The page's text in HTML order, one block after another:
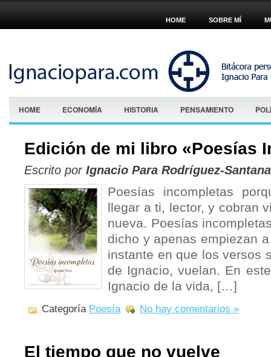
HOME SOBRE MÍ
HOME ECONOMÍA HISTORIA PENSAMIENTO
Edición de mi libro «Poesías
Escrito por Ignacio Para Rodríguez-Santana
Poesías incompletas
llegar a ti, lector, y cobran
nueva. Poesías
dicho y apenas empiezan
instante en que los versos
de Ignacio, vuelan. En
Ignacio de la vida, […]
Categoría Poesía No hay comentarios »
El tiempo que no vuelve